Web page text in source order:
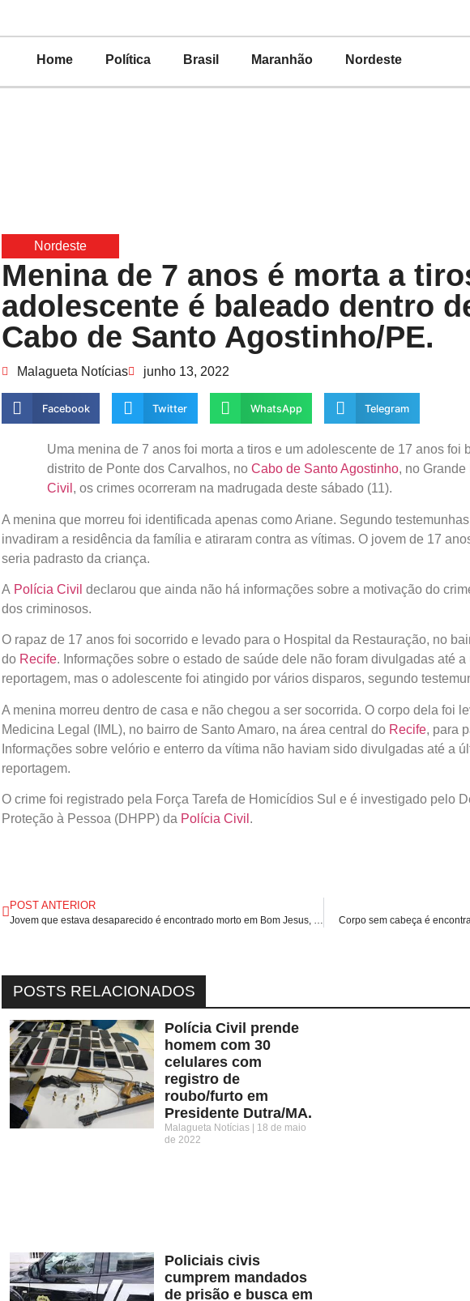
Home Política Brasil Maranhão Nordeste
Nordeste
Menina de 7 anos é morta a
adolescente é baleado dentro
Cabo de Santo Agostinho/PE.
Malagueta Notícias junho 13, 2022
Facebook Twitter WhatsApp Telegram
Uma menina de 7 anos foi morta a tiros e um adolescente de 17 anos foi
distrito de Ponte dos Carvalhos, no Cabo de Santo Agostinho, no Grande
Civil , os crimes ocorreram na madrugada deste sábado (11).
A menina que morreu foi identificada apenas como Ariane. Segundo
invadiram a residência da família e atiraram contra as vítimas. O jovem de 17
seria padrasto da criança.
A Polícia Civil declarou que ainda não há informações sobre a motivação do
dos criminosos.
O rapaz de 17 anos foi socorrido e levado para o Hospital da Restauração, no
do Recife. Informações sobre o estado de saúde dele não foram divulgadas até
reportagem, mas o adolescente foi atingido por vários disparos, segundo
A menina morreu dentro de casa e não chegou a ser socorrida. O corpo dela foi
Medicina Legal (IML), no bairro de Santo Amaro, na área central do Recife, para
Informações sobre velório e enterro da vítima não haviam sido divulgadas até a
reportagem.
O crime foi registrado pela Força Tarefa de Homicídios Sul e é investigado pelo
Proteção à Pessoa (DHPP) da Polícia Civil .
POST ANTERIOR
Jovem que estava desaparecido é encontrado morto em Bom Jesus, no Sul do Piauí. Corpo sem cabeça é
POSTS RELACIONADOS
Polícia Civil prende
homem com 30
celulares com
registro de
roubo/furto em
Presidente Dutra/MA.
Malagueta Notícias
18 de maio
de 2022
Policiais civis
cumprem mandados
de prisão e busca em